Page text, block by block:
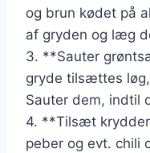
og brun kødet på
af gryden og læg
3. **Sauter
gryde tilsættes
Sauter dem, indtil
4. **Tilsæt
peber og evt. chili